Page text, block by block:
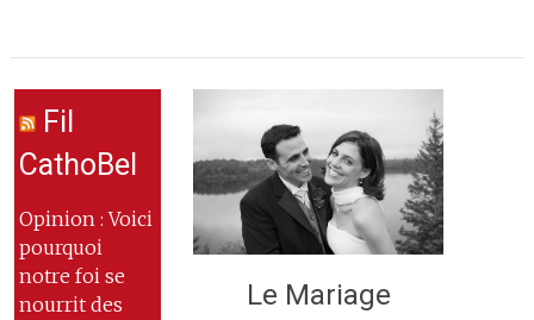
Fil
CathoBel
Opinion : Voici
pourquoi
notre foi se
nourrit des
Le Mariage